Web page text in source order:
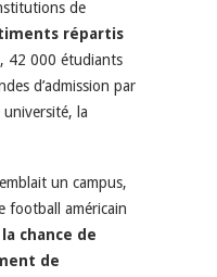
de
répartis
, 42 000 étudiants
d’admission par
université, la
un campus,
football américain
chance de
de